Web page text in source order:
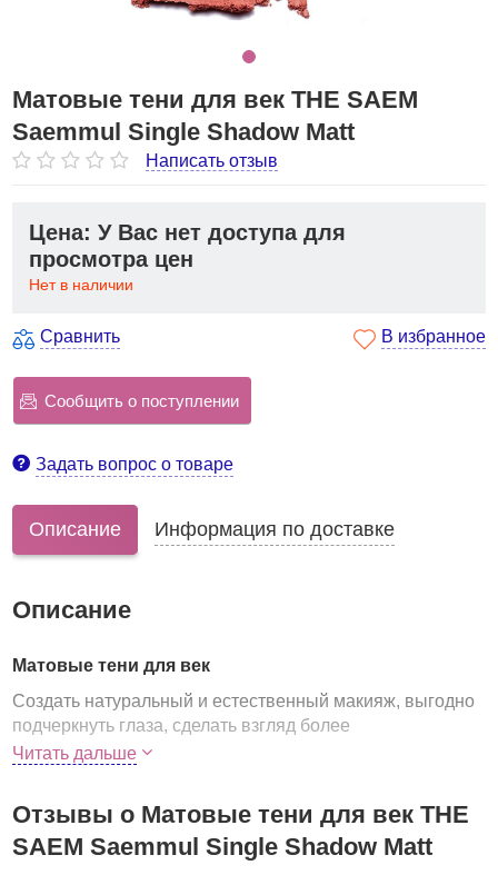
Матовые тени для век THE SAEM
Saemmul Single Shadow Matt
Написать отзыв
Цена: У Вас нет доступа для
просмотра цен
Нет в наличии
Сравнить В избранное
Сообщить о поступлении
Задать вопрос о товаре
Описание Информация по доставке
Описание
Матовые тени для век
Создать натуральный и естественный макияж, выгодно
подчеркнуть глаза, сделать взгляд более
выразительным помогут матовые тени от The Saem.
для белокожих и смуглолицых красавиц, для тех, у кого
бездонные голубые глаза или завораживающие
Читать дальше
Отзывы о Матовые тени для век THE
SAEM Saemmul Single Shadow Matt